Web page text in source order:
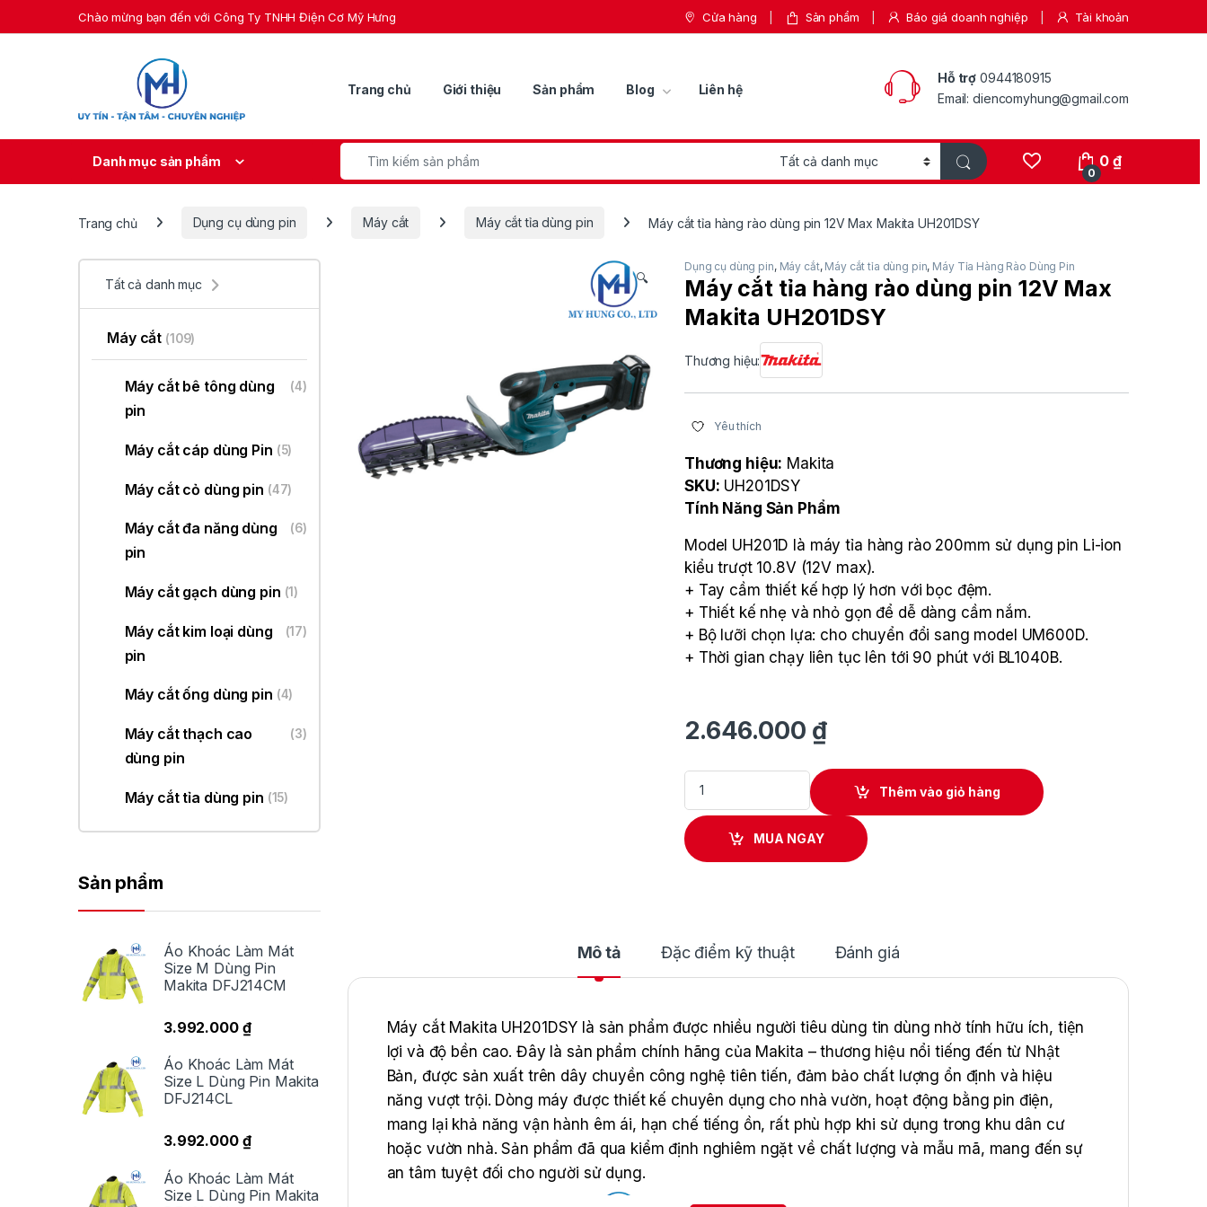
Skip to navigationChào mừng bạn đến với Công Ty TNHH Điện Cơ Mỹ Hưng Cửa hàng Sản phẩm Báo giá doanh nghiệp Tài khoản
Trang chủ Giới thiệu Sản phẩm Blog Liên hệ
Hỗ trợ 0944180915
Email: diencomyhung@gmail.com
Danh mục sản phẩm
Search for:
0
0₫
Trang chủ Dụng cụ dùng pin Máy cắt Máy cắt tỉa dùng pin Máy cắt tỉa hàng rào dùng pin 12V Max Makita UH201DSY
🔍
Dụng cụ dùng pin, Máy cắt, Máy cắt tỉa dùng pin, Máy Tỉa Hàng Rào Dùng Pin
Máy cắt tỉa hàng rào dùng pin 12V Max
Makita UH201DSY
Thương hiệu:
Yêu thích
Thương hiệu: Makita
SKU: UH201DSY
Tính Năng Sản Phẩm
Model UH201D là máy tỉa hàng rào 200mm sử dụng pin Li-ion
kiểu trượt 10.8V (12V max).
+ Tay cầm thiết kế hợp lý hơn với bọc đệm.
+ Thiết kế nhẹ và nhỏ gọn để dễ dàng cầm nắm.
+ Bộ lưỡi chọn lựa: cho chuyển đổi sang model UM600D.
+ Thời gian chạy liên tục lên tới 90 phút với BL1040B.
2.646.000 ₫
Máy cắt tỉa hàng rào dùng pin 12V Max Makita UH201DSY quantity
Thêm vào giỏ hàng
MUA NGAY
Mô tả Đặc điểm kỹ thuật Đánh giá
Máy cắt Makita UH201DSY là sản phẩm được nhiều người tiêu dùng tin dùng nhờ tính hữu ích, tiện
lợi và độ bền cao. Đây là sản phẩm chính hãng của Makita – thương hiệu nổi tiếng đến từ Nhật
Bản, được sản xuất trên dây chuyền công nghệ tiên tiến, đảm bảo chất lượng ổn định và hiệu
năng vượt trội. Dòng máy được thiết kế chuyên dụng cho nhà vườn, hoạt động bằng pin điện,
mang lại khả năng vận hành êm ái, hạn chế tiếng ồn, rất phù hợp khi sử dụng trong khu dân cư
hoặc vườn nhà. Sản phẩm đã qua kiểm định nghiêm ngặt về chất lượng và mẫu mã, mang đến sự
an tâm tuyệt đối cho người sử dụng.
Tất cả danh mục
Máy cắt (109)
Máy cắt bê tông dùng
pin
(4)
Máy cắt cáp dùng Pin (5)
Máy cắt cỏ dùng pin (47)
Máy cắt đa năng dùng
pin
(6)
Máy cắt gạch dùng pin (1)
Máy cắt kim loại dùng
pin
(17)
Máy cắt ống dùng pin (4)
Máy cắt thạch cao
dùng pin
(3)
Máy cắt tỉa dùng pin (15)
Sản phẩm
Áo Khoác Làm Mát
Size M Dùng Pin
Makita DFJ214CM
3.992.000 ₫
Áo Khoác Làm Mát
Size L Dùng Pin Makita
DFJ214CL
3.992.000 ₫
Áo Khoác Làm Mát
Size L Dùng Pin Makita